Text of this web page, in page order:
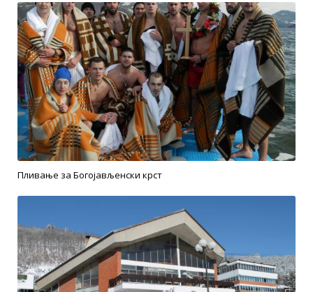
Пливање за Богојављенски крст